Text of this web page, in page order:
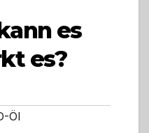
es
es?
Öl